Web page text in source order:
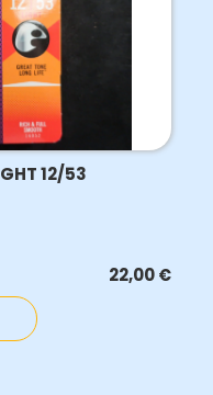
12/53
22,00€